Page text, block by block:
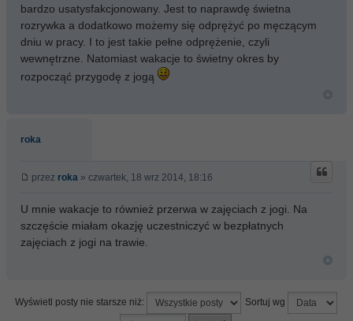
bardzo usatysfakcjonowany. Jest to naprawdę świetna
rozrywka a dodatkowo możemy się odprężyć po męczącym
dniu w pracy. I to jest takie pełne odprężenie, czyli
wewnętrzne. Natomiast wakacje to świetny okres by
rozpocząć przygodę z jogą
roka
przez roka » czwartek, 18 wrz 2014, 18:16
U mnie wakacje to również przerwa w zajęciach z jogi. Na
szczęście miałam okazję uczestniczyć w bezpłatnych
zajęciach z jogi na trawie.
Wyświetl posty nie starsze niż: Sortuj wg